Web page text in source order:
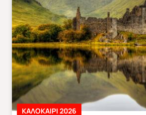
ΚΑΛΟΚΑΊΡΙ 2026